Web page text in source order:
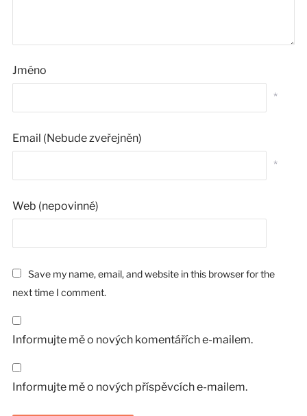
Jméno
*
Email (Nebude zveřejněn)
*
Web (nepovinné)
Save my name, email, and website in this browser for the
next time I comment.
Informujte mě o nových komentářích e-mailem.
Informujte mě o nových příspěvcích e-mailem.